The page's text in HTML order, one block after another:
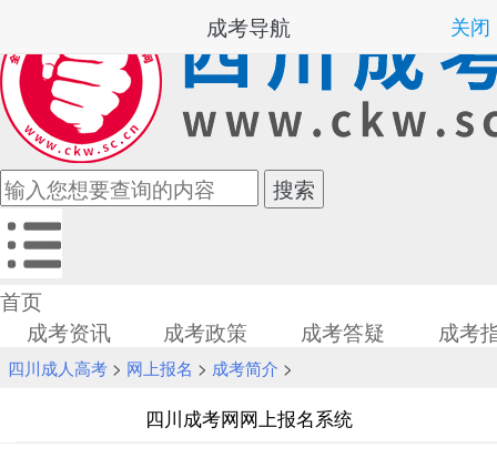
首页
成考资讯
成考政策 成考答疑 成考
四川成人高考> 网上报名 > 成考简介 >
四川成考网网上报名系统
成考导航 关闭